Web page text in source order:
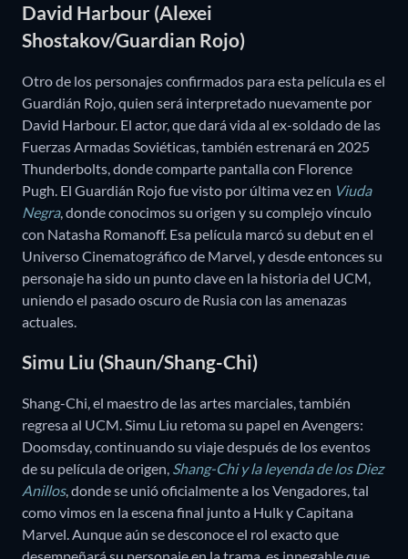
David Harbour (Alexei
Shostakov/Guardian Rojo)
Otro de los personajes confirmados para esta película es el
Guardián Rojo, quien será interpretado nuevamente por
David Harbour. El actor, que dará vida al ex-soldado de las
Fuerzas Armadas Soviéticas, también estrenará en 2025
Thunderbolts, donde comparte pantalla con Florence
Pugh. El Guardián Rojo fue visto por última vez en Viuda
Negra, donde conocimos su origen y su complejo vínculo
con Natasha Romanoff. Esa película marcó su debut en el
Universo Cinematográfico de Marvel, y desde entonces su
personaje ha sido un punto clave en la historia del UCM,
uniendo el pasado oscuro de Rusia con las amenazas
actuales.
Simu Liu (Shaun/Shang-Chi)
Shang-Chi, el maestro de las artes marciales, también
regresa al UCM. Simu Liu retoma su papel en Avengers:
Doomsday, continuando su viaje después de los eventos
de su película de origen, Shang-Chi y la leyenda de los Diez
Anillos, donde se unió oficialmente a los Vengadores, tal
como vimos en la escena final junto a Hulk y Capitana
Marvel. Aunque aún se desconoce el rol exacto que
desempeñará su personaje en la trama, es innegable que